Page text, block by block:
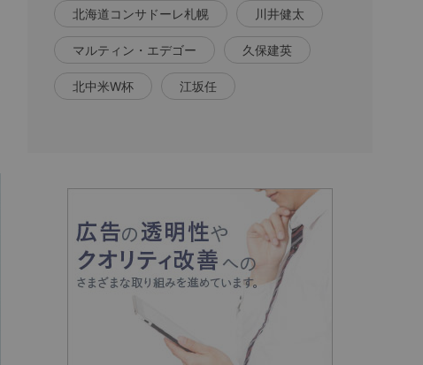
北海道コンサドーレ札幌 川井健太
マルティン・エデゴー 久保建英
北中米W杯 江坂任